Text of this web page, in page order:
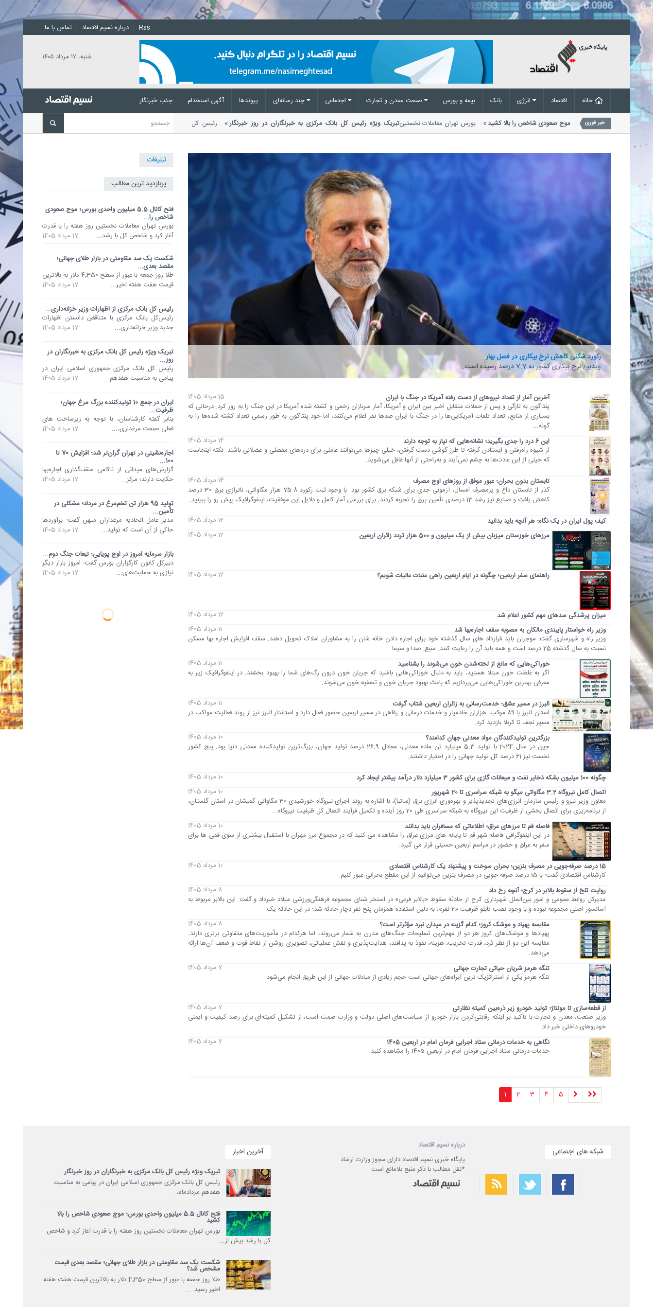
تماس با ما | درباره نسیم اقتصاد | Rss
شنبه، ۱۷ مرداد ۱۴۰۵
جذب خبرنگار آگهی استخدام پیوند‌ها بیمه و بورس بانک اقتصاد
خبر فوری تبریک ویژه رئیس کل بانک مرکزی به خبرنگاران در روز خبرنگار
رئیس کل بانک مرکزی جمهوری
اسلامی ایران در پیامی به مناسبت هفدهم...
5.5 میلیون واحدی بورس؛ موج صعودی شاخص را بالا کشید
بورس تهران معاملات نخستین
هفته را با قدرت آغاز کرد و شاخص کل...
تبلیغات
پربازدید ترین مطالب
فتح کانال 5.5 میلیون واحدی بورس؛ موج صعودی
شاخص را...
بورس تهران معاملات نخستین روز هفته را با قدرت
آغاز کرد و شاخص کل با رشد...
17 مرداد 1405
شکست یک سد مقاومتی در بازار طلای جهانی؛
مقصد بعدی...
طلا روز جمعه با عبور از سطح 4٬350 دلار به بالاترین
قیمت هفت هفته اخیر...
17 مرداد 1405
رئیس کل بانک مرکزی از اظهارات وزیر خزانه‌داری...
رئیس‌کل بانک مرکزی با متناقض دانستن اظهارات
جدید وزیر خزانه‌داری...
17 مرداد 1405
تبریک ویژه رئیس کل بانک مرکزی به خبرنگاران در
روز...
رئیس کل بانک مرکزی جمهوری اسلامی ایران در
پیامی به مناسبت هفدهم...
17 مرداد 1405
ایران در جمع 10 تولیدکننده بزرگ مرغ جهان؛
ظرفیت...
بنابر گفته کارشناسان، با توجه به زیرساخت های
فعلی صنعت مرغداری،...
17 مرداد 1405
اجاره‌نشینی در تهران گران‌تر شد؛ افزایش 70 تا
100...
گزارش‌های میدانی از ناکامی سقف‌گذاری اجاره‌بها
حکایت دارند؛ مرکز...
17 مرداد 1405
تولید 95 هزار تن تخم‌مرغ در مرداد؛ مشکلی در
تأمین...
مدیر عامل اتحادیه مرغداران میهن گفت: برآوردها
حاکی از آن است که تولید...
17 مرداد 1405
بازار سرمایه امروز در اوج پویایی؛ تبعات جنگ دوم...
دبیرکل کانون کارگزاران بورس گفت: امروز بازار دیگر
نیازی به حمایت‌های...
17 مرداد 1405
رکورد شکنی کاهش نرخ بیکاری در فصل بهار
ویدیو/ نرخ بیکاری کشور به 7.7 درصد رسیده است.
آخرین آمار از تعداد نیروهای از دست رفته آمریکا در جنگ با ایران
15 مرداد 1405
پنتاگون به تازگی و پس از حملات متقابل اخیر بین ایران و آمریکا، آمار سربازان زخمی و کشته شده آمریکا در این جنگ را به روز کرد. درحالی که
بسیاری از منابع، تعداد تلفات آمریکایی‌ها را در جنگ با ایران صدها نفر اعلام می‌کنند، اما خود پنتاگون به طور رسمی تعداد کشته شده‌ها را به
گونه...
این 6 درد را جدی بگیرید؛ نشانه‌هایی که نیاز به توجه دارند
14 مرداد 1405
از شیوه راه‌رفتن و ایستادن گرفته تا طرز گوشی دست گرفتن، خیلی چیز‌ها می‌توانند عاملی برای درد‌های مفصلی و عضلانی باشند. نکته اینجاست
که خیلی از این عادت‌ها به چشم نمی‌آیند و به‌راحتی از آنها غافل می‌شوید.
تابستان بدون بحران؛ عبور موفق از روزهای اوج مصرف
14 مرداد 1405
گذر از تابستان داغ و پرمصرف امسال، آزمونی جدی برای شبکه برق کشور بود. با وجود ثبت رکورد 75.8 هزار مگاواتی، ناترازی برق 30 درصد
کاهش یافت و صنایع نیز رشد 13 درصدی تأمین برق را تجربه کردند. برای بررسی آمار کامل و دلایل این موفقیت، اینفوگرافیک پیش رو را ببینید.
کیف پول ایران در یک نگاه؛ هر آنچه باید بدانید
12 مرداد 1405
مرزهای خوزستان میزبان بیش از یک میلیون و 500 هزار تردد زائران اربعین
12 مرداد 1405
راهنمای سفر اربعین؛ چگونه در ایام اربعین راهی عتبات عالیات شویم؟ 12 مرداد 1405
میزان پرشدگی سدهای مهم کشور اعلام شد
12 مرداد 1405
وزیر راه خواستار پایبندی مالکان به مصوبه سقف اجاره‌بها شد
11 مرداد 1405
وزیر راه و شهرسازی گفت: موجران باید قرارداد های سال گذشته خود برای اجاره دادن خانه شان را به مشاوران املاک تحویل دهند. سقف افزایش اجاره بها مسکن
نسبت به سال گذشته 25 درصد است و همه باید آن را رعایت کنند. منبع: صدا و سیما
خوراکی‌هایی که مانع از لخته‌شدن خون می‌شوند را بشناسید
11 مرداد 1405
اگر به غلظت خون مبتلا هستید، باید به دنبال خوراکی‌هایی باشید که جریان خون درون رگ‌های شما را بهبود بخشند. در اینفوگرافیک زیر به
معرفی بهترین خوراکی‌هایی می‌پردازیم که باعث بهبود جریان خون و تصفیه خون می‌شوند.
البرز در مسیر عشق؛ خدمت‌رسانی به زائران اربعین شتاب گرفت
11 مرداد 1405
استان البرز با 89 موکب، هزاران خادمیار و خدمات درمانی و رفاهی در مسیر اربعین حضور فعال دارد و استاندار البرز نیز از روند فعالیت مواکب در
مسیر نجف تا کربلا بازدید کرد.
بزرگترین تولیدکنندگان مواد معدنی جهان کدامند؟
10 مرداد 1405
چین در سال 2024 با تولید 5.3 میلیارد تن ماده معدنی، معادل 26.9 درصد تولید جهان، بزرگ‌ترین تولیدکننده معدنی دنیا بود. پنج کشور
نخست نیز 61 درصد کل تولید جهانی را در اختیار داشتند.
چگونه 100 میلیون بشکه ذخایر نفت و میعانات گازی برای کشور 3 میلیارد دلار درآمد بیشتر ایجاد کرد
10 مرداد 1405
اتصال کامل نیروگاه 3.2 مگاواتی میگو به شبکه سراسری تا 20 شهریور
10 مرداد 1405
معاون وزیر نیرو و رئیس سازمان انرژی‌های تجدیدپذیر و بهره‌وری انرژی برق (ساتبا)، با اشاره به روند اجرای نیروگاه خورشیدی 30 مگاواتی گمیشان در استان گلستان،
از برنامه‌ریزی برای اتصال بخشی از ظرفیت این نیروگاه به شبکه سراسری طی 20 روز آینده و تکمیل فرآیند اتصال کل ظرفیت نیروگاه...
فاصله قم تا مرزهای عراق؛ اطلاعاتی که مسافران باید بدانند
10 مرداد 1405
در این اینفوگرافی فاصله شهر قم تا پایانه های مرزی عراق را مشاهده می کنید که در مجموع مرز مهران با استقبال بیشتری از سوی قمی ها برای
سفر به عراق و حضور در مراسم اربعین حسینی قرار می گیرد.
15 درصد صرفه‌جویی در مصرف بنزین؛ بحران سوخت و پیشنهاد یک کارشناس اقتصادی
10 مرداد 1405
کارشناس اقتصادی گفت: با 15 درصد صرفه جویی در مصرف بنزین می‌توانیم از این مقطع بحرانی عبور کنیم.
روایت تلخ از سقوط بالابر در کرج؛ آنچه رخ داد
8 مرداد 1405
مدیرکل روابط عمومی و امور بین‌الملل شهرداری کرج از حادثه سقوط «بالابر فرعی» در استخر شنای مجموعه فرهنگی‌ورزشی میلاد خبرداد و گفت: این بالابر مربوط به
آسانسور اصلی مجموعه نبوده و با وجود نصب تابلو ظرفیت «2 نفر»، به دلیل استفاده همزمان پنج نفر دچار حادثه شد؛ در این حادثه یک...
مقایسه پهپاد و موشک کروز؛ کدام گزینه در میدان نبرد مؤثرتر است؟
8 مرداد 1405
پهپادها و موشک‌های کروز هر دو از مهم‌ترین تسلیحات جنگ‌های مدرن به شمار می‌روند، اما هرکدام در مأموریت‌های متفاوتی برتری دارند.
مقایسه این دو از نظر بُرد، قدرت تخریب، هزینه، نفوذ به پدافند، هدایت‌پذیری و نقش عملیاتی، تصویری روشن از نقاط قوت و ضعف آن‌ها ارائه
می‌دهد.
تنگه هرمز شریان حیاتی تجارت جهانی
7 مرداد 1405
تنگه هرمز یکی از استراتژیک ترین آبراه‌های جهانی است حجم زیادی از مبادلات جهانی از این طریق انجام می‌شود.
از قطعه‌سازی تا مونتاژ؛ تولید خودرو زیر ذره‌بین کمیته نظارتی
7 مرداد 1405
وزیر صنعت، معدن و تجارت با تأکید بر اینکه رقابتی‌کردن بازار خودرو از سیاست‌های اصلی دولت و وزارت صمت است، از تشکیل کمیته‌ای برای رصد کیفیت و ایمنی
خودرو‌های داخلی خبر داد.
نگاهی به خدمات درمانی ستاد اجرایی فرمان امام در اربعین 1405
7 مرداد 1405
خدمات درمانی ستاد اجرایی فرمان امام در اربعین 1405 را مشاهده کنید.
1 2 3 4 5
آخرین اخبار
تبریک ویژه رئیس کل بانک مرکزی به خبرنگاران در روز خبرنگار
رئیس کل بانک مرکزی جمهوری اسلامی ایران در پیامی به مناسبت
هفدهم مردادماه،...
فتح کانال 5.5 میلیون واحدی بورس؛ موج صعودی شاخص را بالا
کشید
بورس تهران معاملات نخستین روز هفته را با قدرت آغاز کرد و شاخص
کل با رشد بیش از...
شکست یک سد مقاومتی در بازار طلای جهانی؛ مقصد بعدی قیمت
مشخص شد؟
طلا روز جمعه با عبور از سطح 4٬350 دلار به بالاترین قیمت هفت هفته
اخیر رسید. ...
درباره نسیم اقتصاد
پایگاه خبری نسیم اقتصاد دارای مجوز وزارت ارشاد
*نقل مطالب با ذکر منبع بلامانع است.
شبکه های اجتماعی